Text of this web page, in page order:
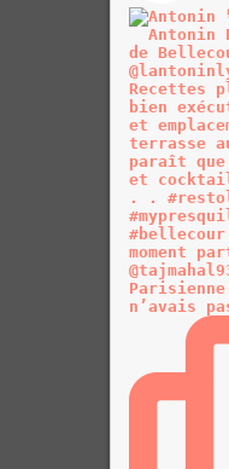
n’avais